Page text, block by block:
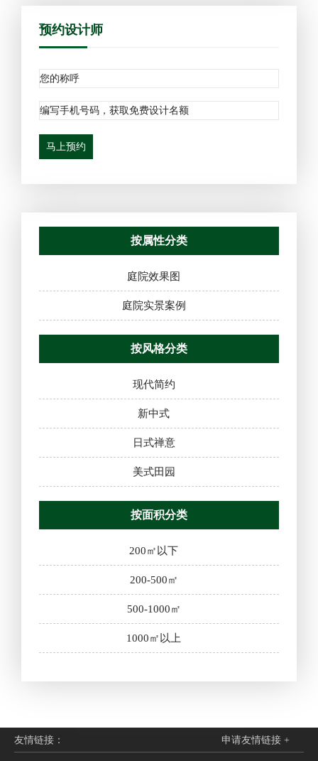
预约设计师
马上预约
按属性分类
庭院效果图
庭院实景案例
按风格分类
现代简约
新中式
日式禅意
美式田园
按面积分类
200㎡以下
200-500㎡
500-1000㎡
1000㎡以上
友情链接： 申请友情链接 +